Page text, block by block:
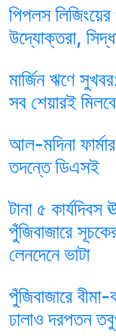
পিপলস লিজিংয়ের
উদ্যোক্তরা,
মার্জিন ঋণে
সব শেয়ারই মিলবে
আল-মদিনা
তদন্তে ডিএসই
টানা ৫ কার্যদিবস
পুঁজিবাজারে
লেনদেনে ভাটা
পুঁজিবাজারে বীমা-
ঢালাও দরপতন